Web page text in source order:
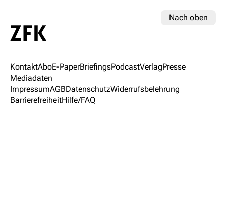
Nach oben
KontaktAboE-PaperBriefingsPodcastVerlagPresse
Mediadaten
ImpressumAGBDatenschutzWiderrufsbelehrung
BarrierefreiheitHilfe/FAQ